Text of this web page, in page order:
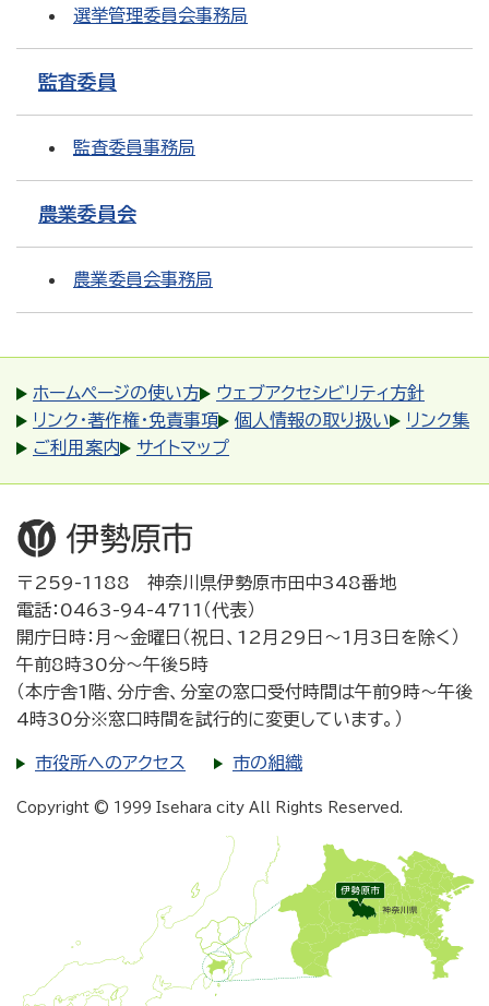
選挙管理委員会事務局
監査委員
監査委員事務局
農業委員会
農業委員会事務局
ホームページの使い方
ウェブアクセシビリティ方針
リンク・著作権・免責事項
個人情報の取り扱い
リンク集
ご利用案内
サイトマップ
〒259-1188 神奈川県伊勢原市田中348番地
電話：0463-94-4711（代表）
開庁日時：月～金曜日（祝日、12月29日～1月3日を除く）
午前8時30分～午後5時
（本庁舎1階、分庁舎、分室の窓口受付時間は午前9時～午後
4時30分※窓口時間を試行的に変更しています。）
市役所へのアクセス 市の組織
Copyright © 1999 Isehara city All Rights Reserved.